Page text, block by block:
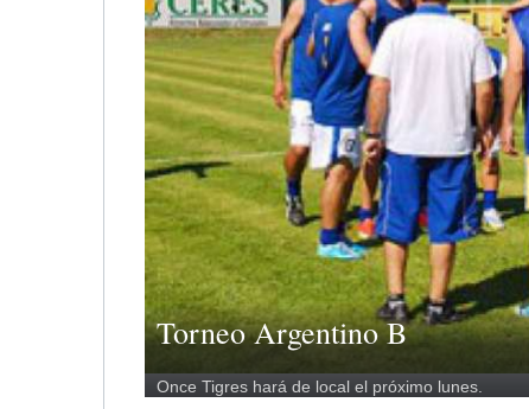
Torneo Argentino B
Once Tigres hará de local el próximo lunes.